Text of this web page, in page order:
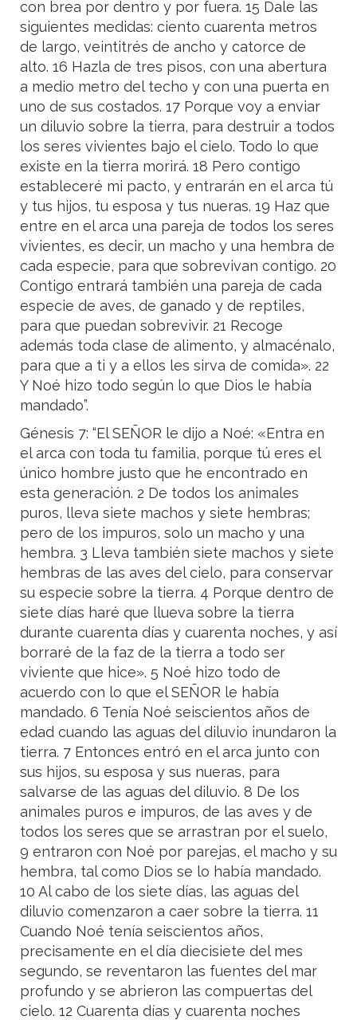
con brea por dentro y por fuera. 15 Dale las
siguientes medidas: ciento cuarenta metros
de largo, veintitrés de ancho y catorce de
alto. 16 Hazla de tres pisos, con una abertura
a medio metro del techo y con una puerta en
uno de sus costados. 17 Porque voy a enviar
un diluvio sobre la tierra, para destruir a todos
los seres vivientes bajo el cielo. Todo lo que
existe en la tierra morirá. 18 Pero contigo
estableceré mi pacto, y entrarán en el arca tú
y tus hijos, tu esposa y tus nueras. 19 Haz que
entre en el arca una pareja de todos los seres
vivientes, es decir, un macho y una hembra de
cada especie, para que sobrevivan contigo. 20
Contigo entrará también una pareja de cada
especie de aves, de ganado y de reptiles,
para que puedan sobrevivir. 21 Recoge
además toda clase de alimento, y almacénalo,
para que a ti y a ellos les sirva de comida». 22
Y Noé hizo todo según lo que Dios le había
mandado”.
Génesis 7: “El SEÑOR le dijo a Noé: «Entra en
el arca con toda tu familia, porque tú eres el
único hombre justo que he encontrado en
esta generación. 2 De todos los animales
puros, lleva siete machos y siete hembras;
pero de los impuros, solo un macho y una
hembra. 3 Lleva también siete machos y siete
hembras de las aves del cielo, para conservar
su especie sobre la tierra. 4 Porque dentro de
siete días haré que llueva sobre la tierra
durante cuarenta días y cuarenta noches, y así
borraré de la faz de la tierra a todo ser
viviente que hice». 5 Noé hizo todo de
acuerdo con lo que el SEÑOR le había
mandado. 6 Tenía Noé seiscientos años de
edad cuando las aguas del diluvio inundaron la
tierra. 7 Entonces entró en el arca junto con
sus hijos, su esposa y sus nueras, para
salvarse de las aguas del diluvio. 8 De los
animales puros e impuros, de las aves y de
todos los seres que se arrastran por el suelo,
9 entraron con Noé por parejas, el macho y su
hembra, tal como Dios se lo había mandado.
10 Al cabo de los siete días, las aguas del
diluvio comenzaron a caer sobre la tierra. 11
Cuando Noé tenía seiscientos años,
precisamente en el día diecisiete del mes
segundo, se reventaron las fuentes del mar
profundo y se abrieron las compuertas del
cielo. 12 Cuarenta días y cuarenta noches